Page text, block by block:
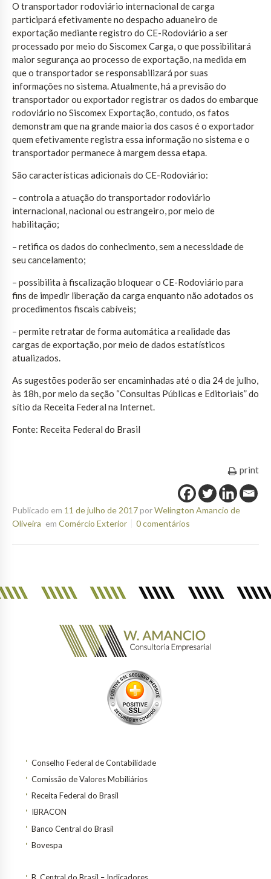
O transportador rodoviário internacional de carga
participará efetivamente no despacho aduaneiro de
exportação mediante registro do CE-Rodoviário a ser
processado por meio do Siscomex Carga, o que possibilitará
maior segurança ao processo de exportação, na medida em
que o transportador se responsabilizará por suas
informações no sistema. Atualmente, há a previsão do
transportador ou exportador registrar os dados do embarque
rodoviário no Siscomex Exportação, contudo, os fatos
demonstram que na grande maioria dos casos é o exportador
quem efetivamente registra essa informação no sistema e o
transportador permanece à margem dessa etapa.
São características adicionais do CE-Rodoviário:
– controla a atuação do transportador rodoviário
internacional, nacional ou estrangeiro, por meio de
habilitação;
– retifica os dados do conhecimento, sem a necessidade de
seu cancelamento;
– possibilita à fiscalização bloquear o CE-Rodoviário para
fins de impedir liberação da carga enquanto não adotados os
procedimentos fiscais cabíveis;
– permite retratar de forma automática a realidade das
cargas de exportação, por meio de dados estatísticos
atualizados.
As sugestões poderão ser encaminhadas até o dia 24 de julho,
às 18h, por meio da seção “Consultas Públicas e Editoriais” do
sítio da Receita Federal na Internet.
Fonte: Receita Federal do Brasil
print
Publicado em 11 de julho de 2017porWelington Amancio de
Oliveira em Comércio Exterior 0 comentários
Conselho Federal de Contabilidade
Comissão de Valores Mobiliários
Receita Federal do Brasil
IBRACON
Banco Central do Brasil
Bovespa